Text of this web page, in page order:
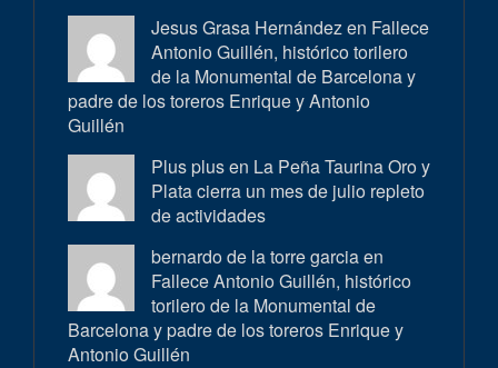
Jesus Grasa Hernández en Fallece
Antonio Guillén, histórico torilero
de la Monumental de Barcelona y
padre de los toreros Enrique y Antonio
Guillén
Plus plus en La Peña Taurina Oro y
Plata cierra un mes de julio repleto
de actividades
bernardo de la torre garcia en
Fallece Antonio Guillén, histórico
torilero de la Monumental de
Barcelona y padre de los toreros Enrique y
Antonio Guillén